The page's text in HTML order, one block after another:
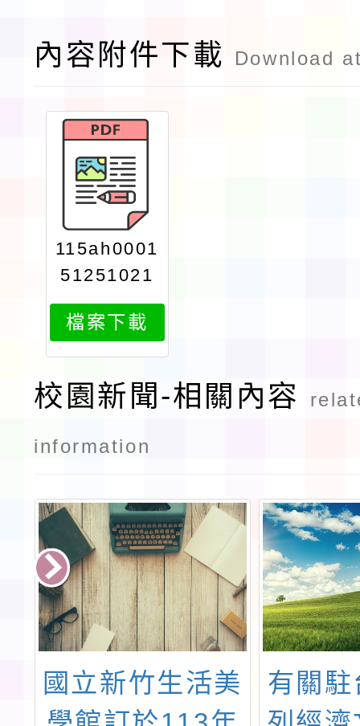
內容附件下載 Download
115ah0001
51251021
35280
檔案下載
校園新聞-相關內容
information
國立新竹生活美
有關